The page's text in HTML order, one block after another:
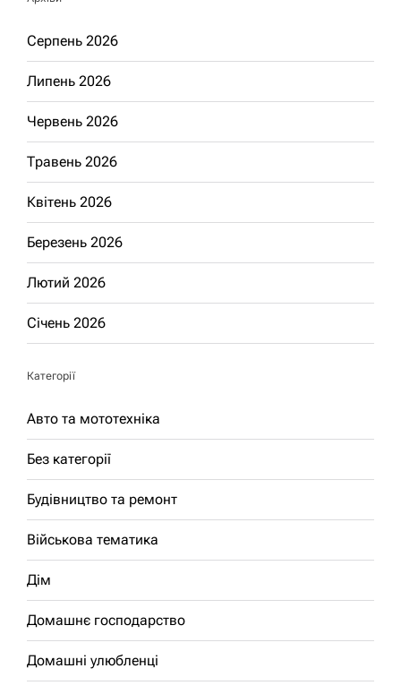
Серпень 2026
Липень 2026
Червень 2026
Травень 2026
Квітень 2026
Березень 2026
Лютий 2026
Січень 2026
Категорії
Авто та мототехніка
Без категорії
Будівництво та ремонт
Військова тематика
Дім
Домашнє господарство
Домашні улюбленці